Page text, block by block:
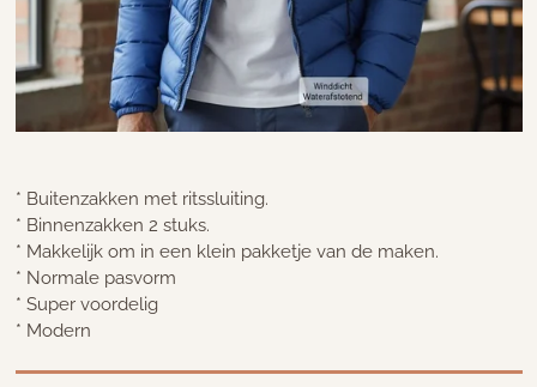
* Buitenzakken met ritssluiting.
* Binnenzakken 2 stuks.
* Makkelijk om in een klein pakketje van de maken.
* Normale pasvorm
* Super voordelig
* Modern